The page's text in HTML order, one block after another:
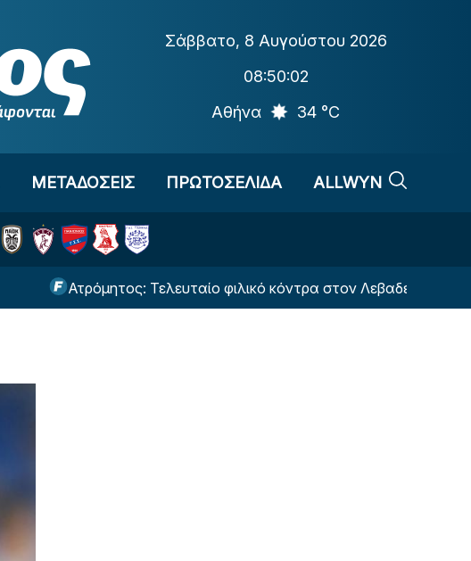
Σάββατο, 8 Αυγούστου 2026
08:50:03
Αθήνα
34 °C
ΜΕΤΑΔΟΣΕΙΣ ΠΡΩΤΟΣΕΛΙΔΑ ALLWYN
Ατρόμητος: Τελευταίο φιλικό κόντρα στον Λεβαδειακό με